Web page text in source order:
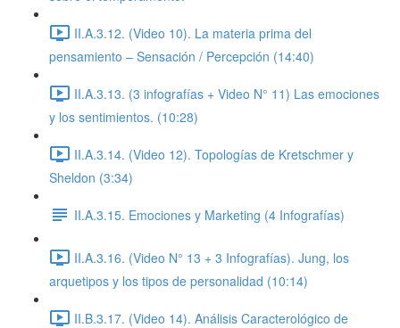
II.A.3.12. (Video 10). La materia prima del
pensamiento – Sensación / Percepción (14:40)
II.A.3.13. (3 infografías + Video N° 11) Las emociones
y los sentimientos. (10:28)
II.A.3.14. (Video 12). Topologías de Kretschmer y
Sheldon (3:34)
II.A.3.15. Emociones y Marketing (4 Infografías)
II.A.3.16. (Video N° 13 + 3 Infografías). Jung, los
arquetipos y los tipos de personalidad (10:14)
II.B.3.17. (Video 14). Análisis Caracterológico de